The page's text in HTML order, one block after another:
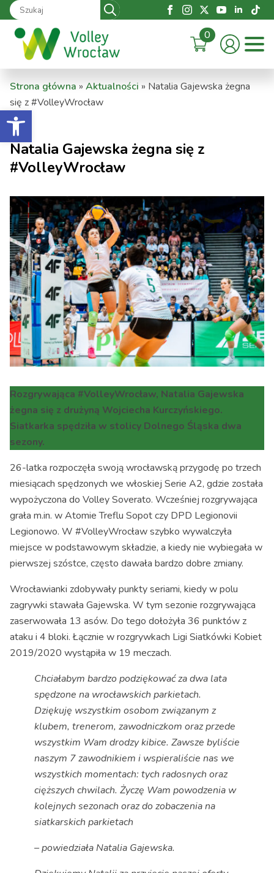
Otwórz pasek narzędzi
Search
for:
0
Strona główna » Aktualności » Natalia Gajewska żegna
się z #VolleyWrocław
Natalia Gajewska żegna się z
#VolleyWrocław
Rozgrywająca #VolleyWrocław, Natalia Gajewska
żegna się z drużyną Wojciecha Kurczyńskiego.
Siatkarka spędziła w stolicy Dolnego Śląska dwa
sezony.
26-latka rozpoczęła swoją wrocławską przygodę po trzech
miesiącach spędzonych we włoskiej Serie A2, gdzie została
wypożyczona do Volley Soverato. Wcześniej rozgrywająca
grała m.in. w Atomie Treflu Sopot czy DPD Legionovii
Legionowo. W #VolleyWrocław szybko wywalczyła
miejsce w podstawowym składzie, a kiedy nie wybiegała w
pierwszej szóstce, często dawała bardzo dobre zmiany.
Wrocławianki zdobywały punkty seriami, kiedy w polu
zagrywki stawała Gajewska. W tym sezonie rozgrywająca
zaserwowała 13 asów. Do tego dołożyła 36 punktów z
ataku i 4 bloki. Łącznie w rozgrywkach Ligi Siatkówki Kobiet
2019/2020 wystąpiła w 19 meczach.
Chciałabym bardzo podziękować za dwa lata
spędzone na wrocławskich parkietach.
Dziękuję wszystkim osobom związanym z
klubem, trenerom, zawodniczkom oraz przede
wszystkim Wam drodzy kibice. Zawsze byliście
naszym 7 zawodnikiem i wspieraliście nas we
wszystkich momentach: tych radosnych oraz
cięższych chwilach. Życzę Wam powodzenia w
kolejnych sezonach oraz do zobaczenia na
siatkarskich parkietach
– powiedziała Natalia Gajewska.